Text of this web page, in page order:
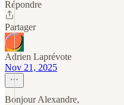
Répondre
Partager
Adrien Laprévote
Nov 21, 2025
Bonjour Alexandre,